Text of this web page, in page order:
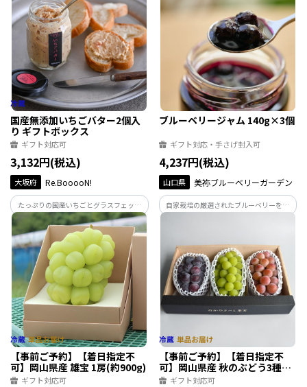
すめです。
国産無添加いちごバター2個入
り ギフトボックス
ギフト対応可
3,132円(税込)
大坂府 Re.BooooN!
たっぷりの国産いちごとグラスフェッド
バターを使用した、無添加手作りいちご
バター。コクのある味わいにも、しっか
りといちごのフレッシュさが感じられる
お子様にも大人気の商品です。
ブルーベリージャム 140g×3個
ギフト対応・手さげ封入可
4,237円(税込)
山口県 美祢ブルーベリーガーデン
自家栽培の厳選されたブルーベリーを使
ず、果実と甜菜糖（てんさいとう）のみで
仕上げました。
【事前ご予約】【着日指定不
可】岡山県産 雄宝 1房(約900g)
ギフト対応可
【事前ご予約】【着日指定不
可】岡山県産 秋のぶどう3種
(各600g 1房)
ギフト対応可